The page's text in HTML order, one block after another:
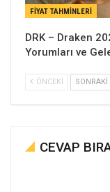
FIYAT TAHMINLERI
DRK – Draken
Yorumları ve
ÖNCEKI SONRAKI
CEVAP